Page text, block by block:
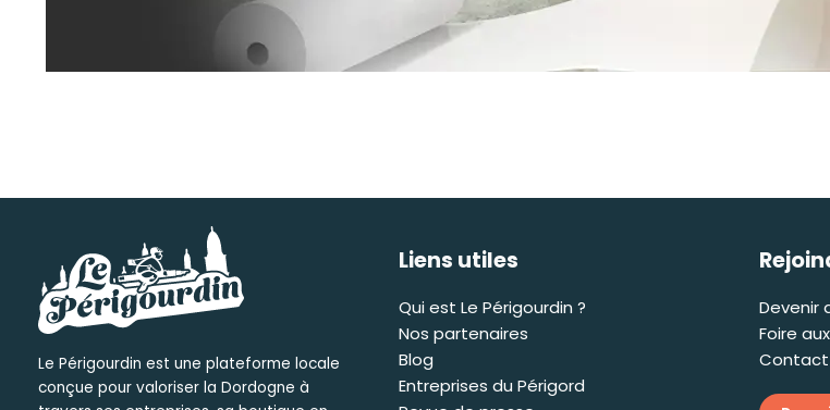
Le Périgourdin est une plateforme locale
conçue pour valoriser la Dordogne à
Liens utiles
Qui est Le Périgourdin ?
Nos partenaires
Blog
Entreprises du Périgord
Devenir
Foire
Contact